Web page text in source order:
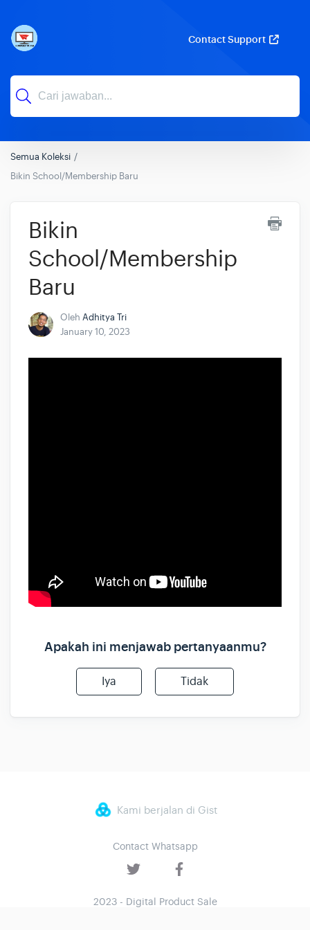
Contact Support
Semua Koleksi
Bikin School/Membership Baru
Bikin
School/Membership
Baru
Oleh Adhitya Tri
January 10, 2023
Apakah ini menjawab pertanyaanmu?
Iya Tidak
Kami berjalan di Gist
Contact Whatsapp
2023 - Digital Product Sale